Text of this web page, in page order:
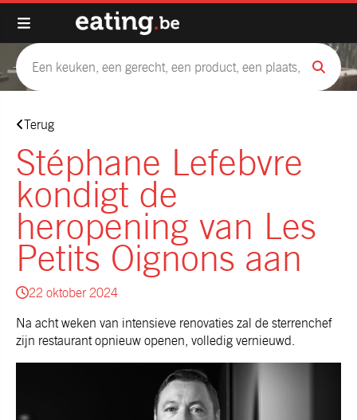
Terug
Stéphane Lefebvre
kondigt de
heropening van Les
Petits Oignons aan
22 oktober 2024
Na acht weken van intensieve renovaties zal de sterrenchef
zijn restaurant opnieuw openen, volledig vernieuwd.